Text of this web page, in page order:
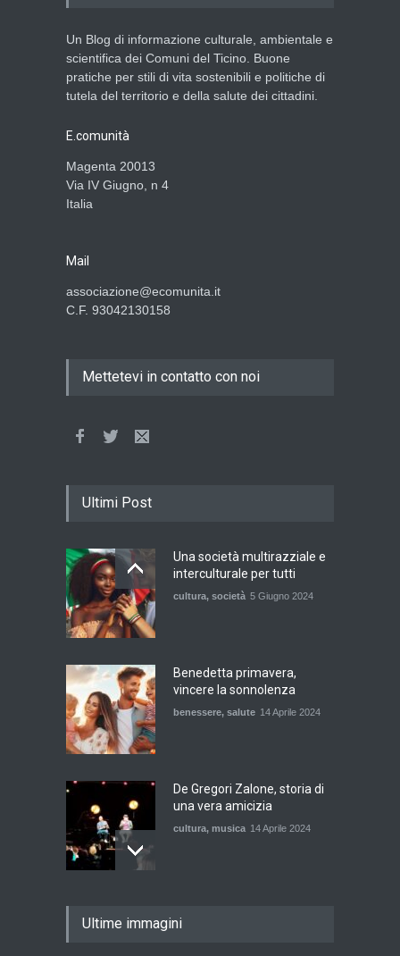
Un Blog di informazione culturale, ambientale e
scientifica dei Comuni del Ticino. Buone
pratiche per stili di vita sostenibili e politiche di
tutela del territorio e della salute dei cittadini.
E.comunità
Magenta 20013
Via IV Giugno, n 4
Italia
Mail
associazione@ecomunita.it
C.F. 93042130158
Mettetevi in contatto con noi
Ultimi Post
Una società multirazziale e
interculturale per tutti
cultura, società 5 Giugno 2024
Benedetta primavera,
vincere la sonnolenza
benessere, salute 14 Aprile 2024
De Gregori Zalone, storia di
una vera amicizia
cultura, musica 14 Aprile 2024
cultura
Ultime immagini